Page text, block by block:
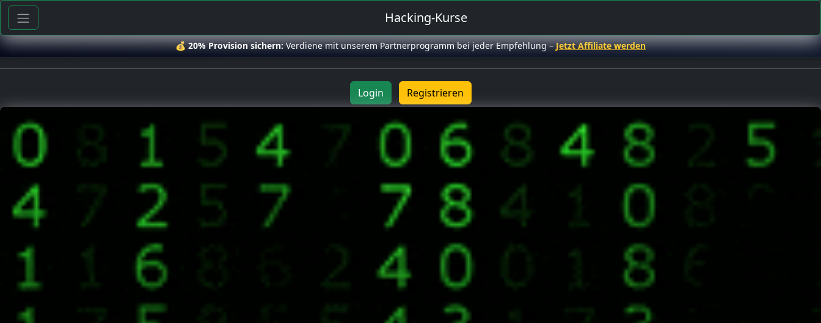
Hacking-Kurse
💰20% Provision sichern:Verdiene mit unserem Partnerprogramm bei jeder Empfehlung –Jetzt Affiliate werden
Login Registrieren